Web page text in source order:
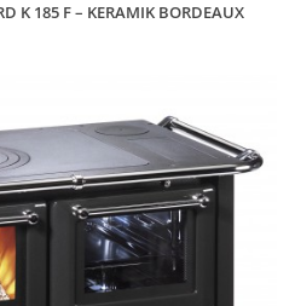
K 185 F – KERAMIK BORDEAUX